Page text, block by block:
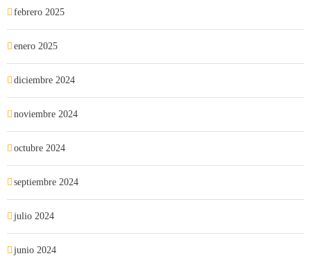
febrero 2025
enero 2025
diciembre 2024
noviembre 2024
octubre 2024
septiembre 2024
julio 2024
junio 2024